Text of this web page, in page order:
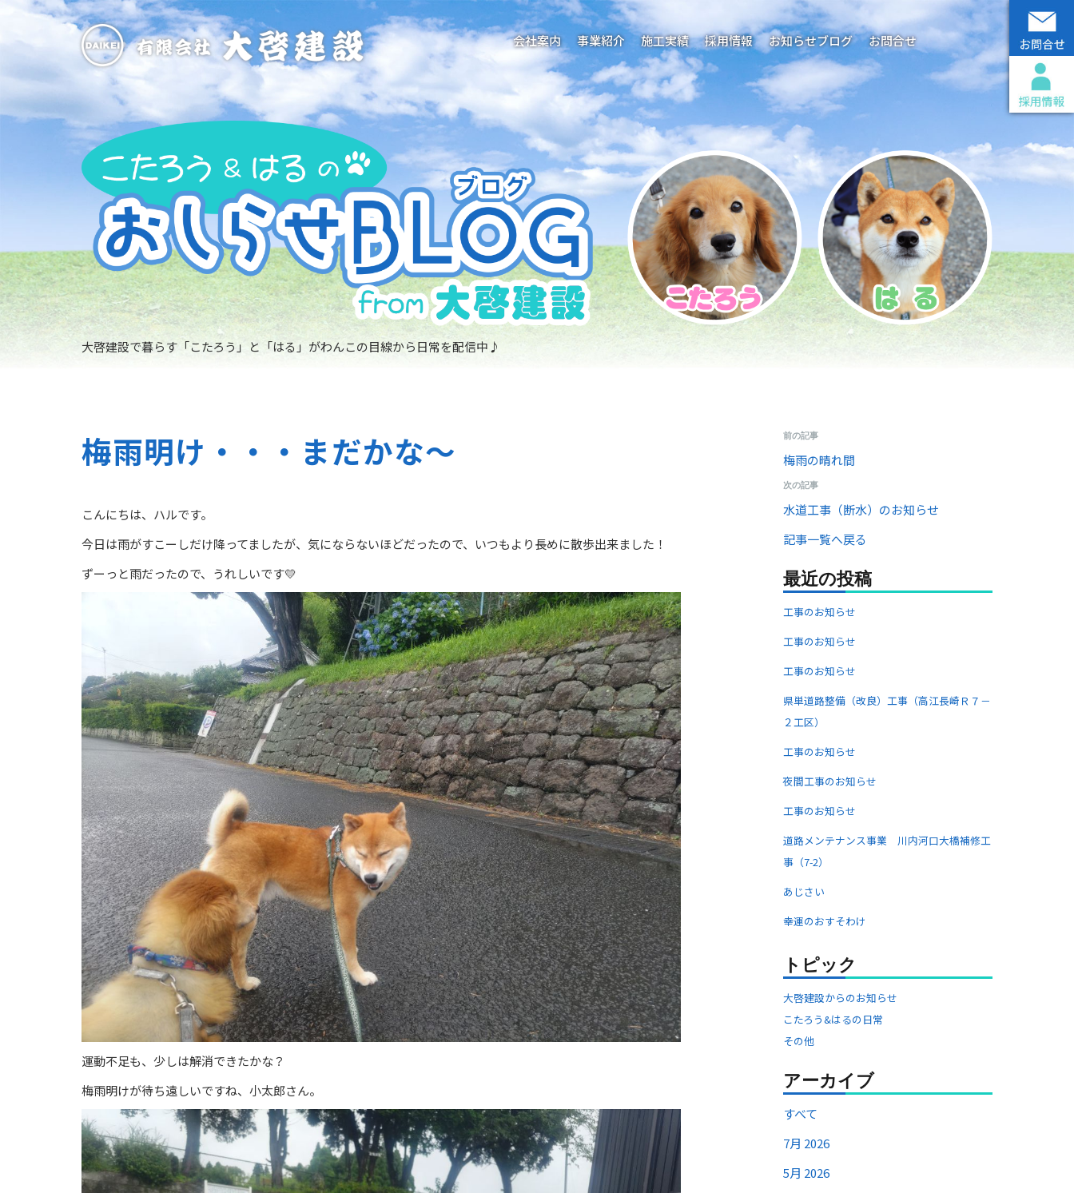
会社案内 事業紹介 施工実績 採用情報 お知らせブログ お問合せ
大啓建設で暮らす「こたろう」と「はる」がわんこの目線から日常を配信中♪
梅雨明け・・・まだかな～
こんにちは、ハルです。
今日は雨がすこーしだけ降ってましたが、気にならないほどだったので、いつもより長めに散歩出来ました！
ずーっと雨だったので、うれしいです💛
運動不足も、少しは解消できたかな？
梅雨明けが待ち遠しいですね、小太郎さん。
前の記事
梅雨の晴れ間
次の記事
水道工事（断水）のお知らせ
記事一覧へ戻る
最近の投稿
工事のお知らせ
工事のお知らせ
工事のお知らせ
県単道路整備（改良）工事（高江長崎Ｒ７－
２工区）
工事のお知らせ
夜間工事のお知らせ
工事のお知らせ
道路メンテナンス事業 川内河口大橋補修工
事（7-2）
あじさい
幸運のおすそわけ
トピック
大啓建設からのお知らせ
こたろう&はるの日常
その他
アーカイブ
すべて
7月 2026
5月 2026